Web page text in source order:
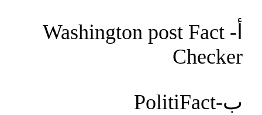
أ- Washington post Fact
Checker
ب-PolitiFact